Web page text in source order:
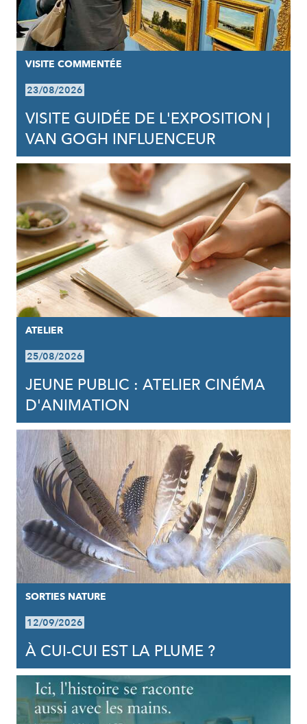
VISITE COMMENTÉE
23/08/2026
VISITE GUIDÉE DE L'EXPOSITION |
VAN GOGH INFLUENCEUR
ATELIER
25/08/2026
JEUNE PUBLIC : ATELIER CINÉMA
D'ANIMATION
SORTIES NATURE
12/09/2026
À CUI-CUI EST LA PLUME ?